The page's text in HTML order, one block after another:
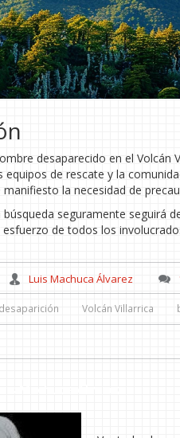
desaparecido en el
equipos de rescate y la
la necesidad de
seguramente seguirá
de todos los
Luis Machuca Álvarez
desaparición Volcán Villarrica